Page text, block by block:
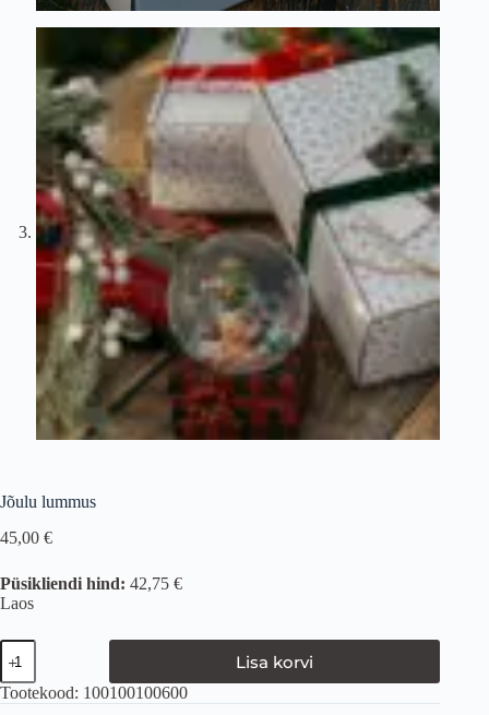
Jõulu lummus
45,00 €
Püsikliendi hind: 42,75 €
Laos
Lisa korvi
Tootekood: 100100100600